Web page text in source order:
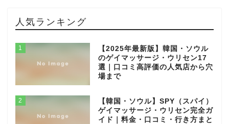
人気ランキング
1
【2025年最新版】韓国・ソウル
のゲイマッサージ・ウリセン17
選｜口コミ高評価の人気店から穴
場まで
2
【韓国・ソウル】SPY（スパイ）
ゲイマッサージ・ウリセン完全ガ
イド｜料金・口コミ・行き方まと